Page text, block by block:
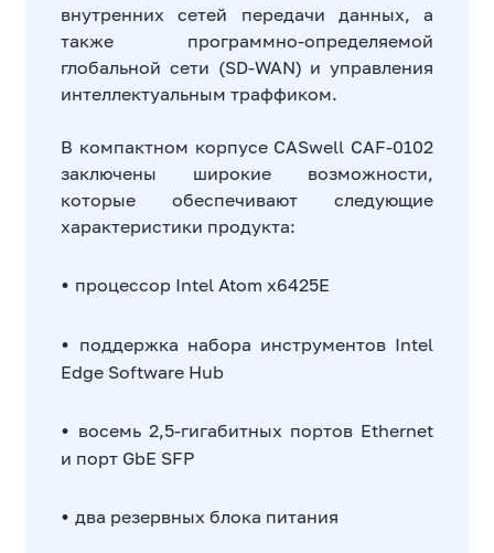
внутренних сетей передачи данных, а
также программно-определяемой
глобальной сети (SD-WAN) и управления
интеллектуальным траффиком.
В компактном корпусе CASwell CAF-0102
заключены широкие возможности,
которые обеспечивают следующие
характеристики продукта:
• процессор Intel Atom x6425E
• поддержка набора инструментов Intel
Edge Software Hub
• восемь 2,5-гигабитных портов Ethernet
и порт GbE SFP
•два резервных блока питания